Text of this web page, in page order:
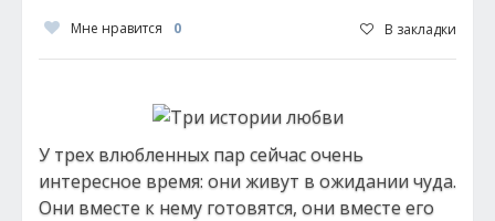
Мне нравится 0 В закладки
У трех влюбленных пар сейчас очень
интересное время: они живут в ожидании чуда.
Они вместе к нему готовятся, они вместе его